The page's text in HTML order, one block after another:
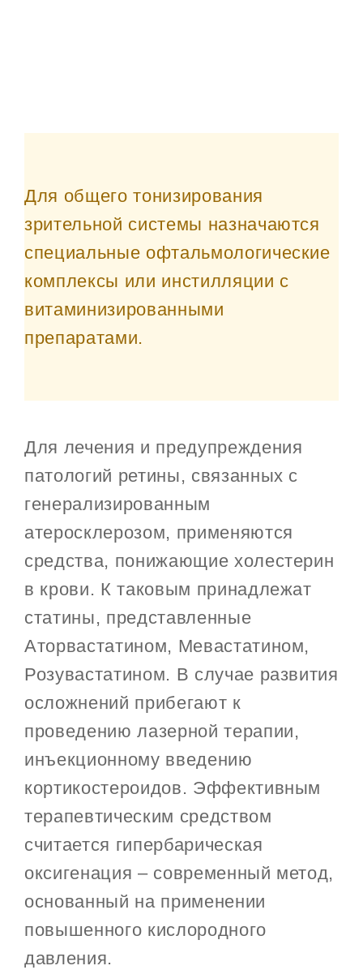
Для общего тонизирования
зрительной системы назначаются
специальные офтальмологические
комплексы или инстилляции с
витаминизированными
препаратами.
Для лечения и предупреждения
патологий ретины, связанных с
генерализированным
атеросклерозом, применяются
средства, понижающие холестерин
в крови. К таковым принадлежат
статины, представленные
Аторвастатином, Мевастатином,
Розувастатином. В случае развития
осложнений прибегают к
проведению лазерной терапии,
инъекционному введению
кортикостероидов. Эффективным
терапевтическим средством
считается гипербарическая
оксигенация – современный метод,
основанный на применении
повышенного кислородного
давления.